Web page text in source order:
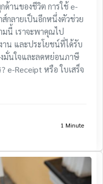
านของชีวิต การใช้ e-
ส์กลายเป็นอีกหนึ่งตัวช่วย
นี้ เราจะพาคุณไป
าน และประโยชน์ที่ได้รับ
มั่นใจและลดหย่อนภาษี
e-Receipt หรือ ใบเสร็จ
1 Minute